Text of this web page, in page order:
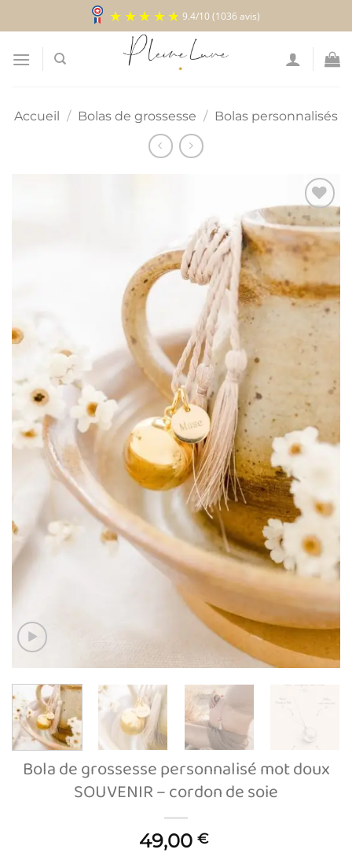
au
contenu
9.4/10(1036 avis)
Accueil / Bolas de grossesse / Bolas personnalisés
Ajouter
à la
liste
d’envies
Bola de grossesse personnalisé mot doux
SOUVENIR – cordon de soie
49,00 €